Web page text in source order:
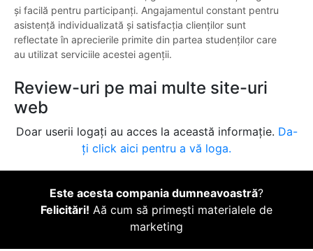
și facilă pentru participanți. Angajamentul constant pentru
asistență individualizată și satisfacția clienților sunt
reflectate în aprecierile primite din partea studenților care
au utilizat serviciile acestei agenții.
Review-uri pe mai multe site-uri
web
Doar userii logați au acces la această informație. Da-
ți click aici pentru a vă loga.
Este acesta compania dumneavoastră?
Felicitări! Aă cum să primești materialele de
marketing